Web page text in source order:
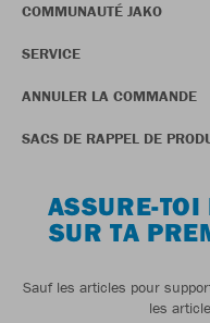
COMMUNAUTÉ JAKO
SERVICE
ANNULER LA COMMANDE
SACS DE RAPPEL DE
ASSURE-
SUR TA
Sauf les articles pour
les